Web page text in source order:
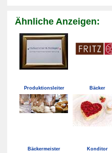
Ähnliche Anzeigen:
Produktionsleiter Bäcker
Bäckermeister Konditor